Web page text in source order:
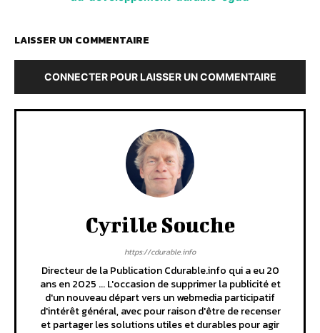
LAISSER UN COMMENTAIRE
CONNECTER POUR LAISSER UN COMMENTAIRE
Cyrille Souche
https://cdurable.info
Directeur de la Publication Cdurable.info qui a eu 20
ans en 2025 ... L'occasion de supprimer la publicité et
d'un nouveau départ vers un webmedia participatif
d'intérêt général, avec pour raison d'être de recenser
et partager les solutions utiles et durables pour agir